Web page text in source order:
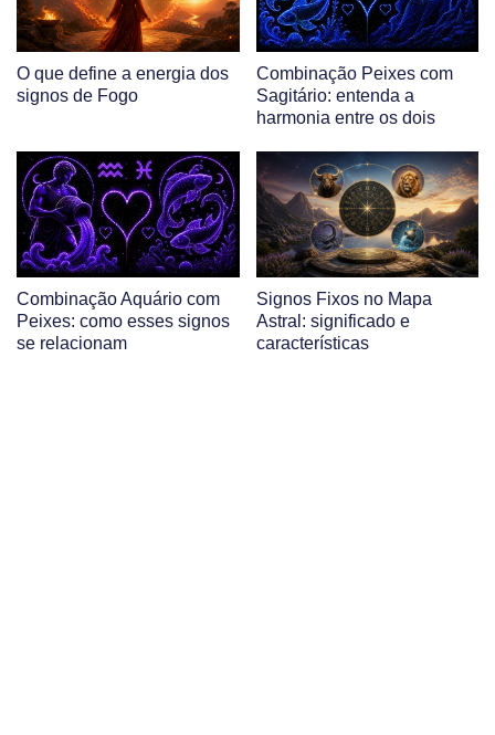
O que define a energia dos
signos de Fogo
Combinação Peixes com
Sagitário: entenda a
harmonia entre os dois
Combinação Aquário com
Peixes: como esses signos
se relacionam
Signos Fixos no Mapa
Astral: significado e
características